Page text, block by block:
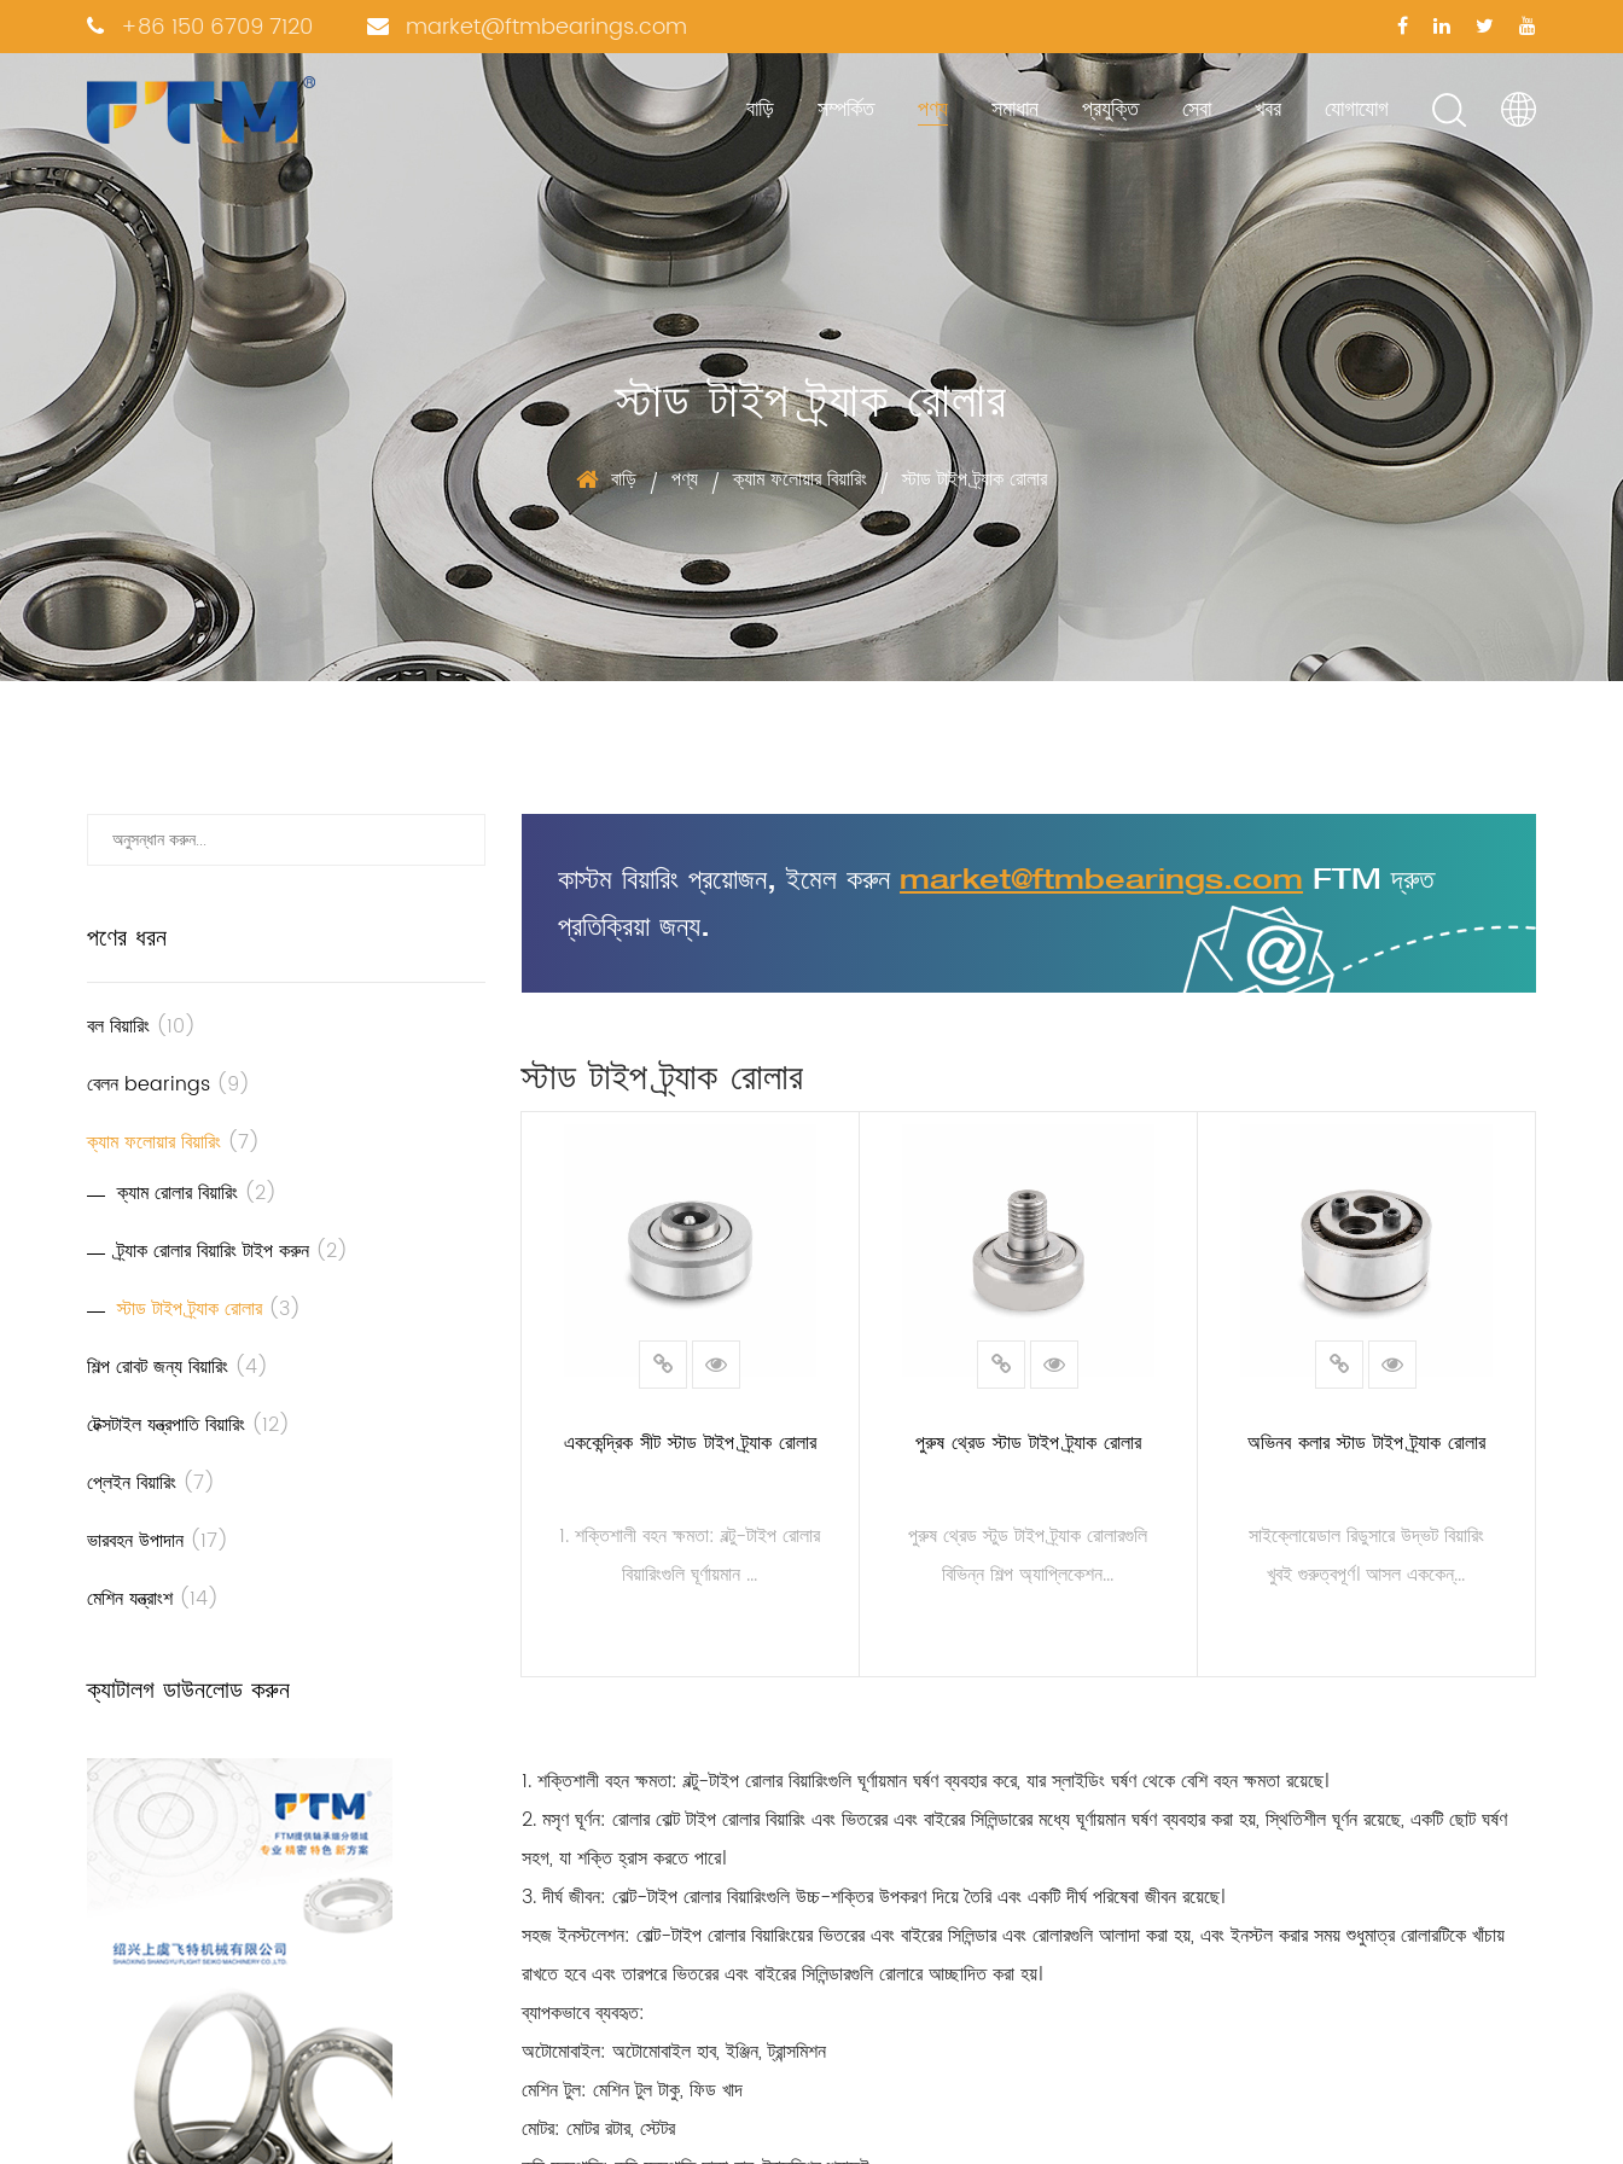
+86 150 6709 7120 market@ftmbearings.com
বাড়ি সম্পর্কিত পণ্য সমাধান প্রযুক্তি সেবা খবর যোগাযোগ
স্টাড টাইপ ট্র্যাক রোলার
বাড়ি/পণ্য/ক্যাম ফলোয়ার বিয়ারিং/ স্টাড টাইপ ট্র্যাক রোলার
পণের ধরন
বল বিয়ারিং (10)
বেলন bearings (9)
ক্যাম ফলোয়ার বিয়ারিং (7)
ক্যাম রোলার বিয়ারিং (2)
ট্র্যাক রোলার বিয়ারিং টাইপ করুন (2)
স্টাড টাইপ ট্র্যাক রোলার (3)
শিল্প রোবট জন্য বিয়ারিং (4)
টেক্সটাইল যন্ত্রপাতি বিয়ারিং (12)
প্লেইন বিয়ারিং (7)
ভারবহন উপাদান (17)
মেশিন যন্ত্রাংশ (14)
ক্যাটালগ ডাউনলোড করুন
কাস্টম বিয়ারিং প্রয়োজন, ইমেল করুন market@ftmbearings.com FTM দ্রুত
প্রতিক্রিয়া জন্য.
স্টাড টাইপ ট্র্যাক রোলার
এককেন্দ্রিক সীট স্টাড টাইপ ট্র্যাক রোলার
1. শক্তিশালী বহন ক্ষমতা: বল্টু-টাইপ রোলার
বিয়ারিংগুলি ঘূর্ণায়মান ...
পুরুষ থ্রেড স্টাড টাইপ ট্র্যাক রোলার
পুরুষ থ্রেড স্টুড টাইপ ট্র্যাক রোলারগুলি
বিভিন্ন শিল্প অ্যাপ্লিকেশন...
অভিনব কলার স্টাড টাইপ ট্র্যাক রোলার
সাইক্লোয়েডাল রিডুসারে উদ্ভট বিয়ারিং
খুবই গুরুত্বপূর্ণ। আসল এককেন্...
1. শক্তিশালী বহন ক্ষমতা: বল্টু-টাইপ রোলার বিয়ারিংগুলি ঘূর্ণায়মান ঘর্ষণ ব্যবহার করে, যার স্লাইডিং ঘর্ষণ থেকে বেশি বহন ক্ষমতা রয়েছে।
2. মসৃণ ঘূর্ণন: রোলার বোল্ট টাইপ রোলার বিয়ারিং এবং ভিতরের এবং বাইরের সিলিন্ডারের মধ্যে ঘূর্ণায়মান ঘর্ষণ ব্যবহার করা হয়, স্থিতিশীল ঘূর্ণন রয়েছে, একটি ছোট ঘর্ষণ
সহগ, যা শক্তি হ্রাস করতে পারে।
3. দীর্ঘ জীবন: বোল্ট-টাইপ রোলার বিয়ারিংগুলি উচ্চ-শক্তির উপকরণ দিয়ে তৈরি এবং একটি দীর্ঘ পরিষেবা জীবন রয়েছে।
সহজ ইনস্টলেশন: বোল্ট-টাইপ রোলার বিয়ারিংয়ের ভিতরের এবং বাইরের সিলিন্ডার এবং রোলারগুলি আলাদা করা হয়, এবং ইনস্টল করার সময় শুধুমাত্র রোলারটিকে খাঁচায়
রাখতে হবে এবং তারপরে ভিতরের এবং বাইরের সিলিন্ডারগুলি রোলারে আচ্ছাদিত করা হয়।
ব্যাপকভাবে ব্যবহৃত:
অটোমোবাইল: অটোমোবাইল হাব, ইঞ্জিন, ট্রান্সমিশন
মেশিন টুল: মেশিন টুল টাকু, ফিড খাদ
মোটর: মোটর রটার, স্টেটর